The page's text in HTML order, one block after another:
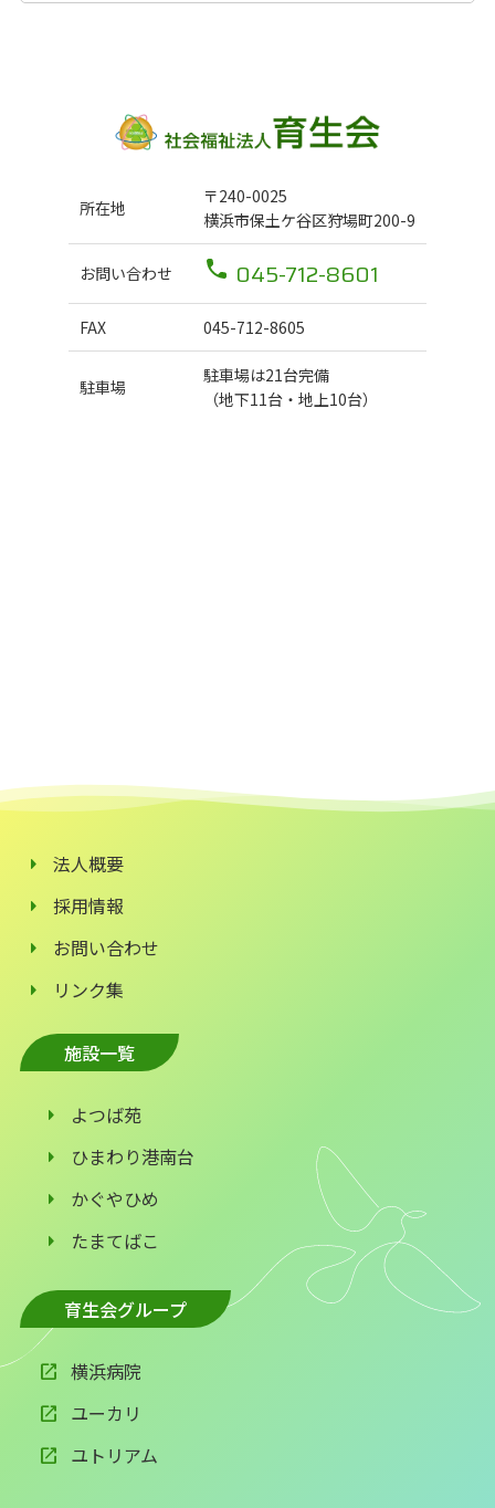
所在地
〒240-0025
横浜市保土ケ谷区狩場町200-9
お問い合わせ 045-712-8601
FAX 045-712-8605
駐車場
駐車場は21台完備
（地下11台・地上10台）
法人概要
採用情報
お問い合わせ
リンク集
施設一覧
よつば苑
ひまわり港南台
かぐやひめ
たまてばこ
育生会グループ
横浜病院
ユーカリ
ユトリアム